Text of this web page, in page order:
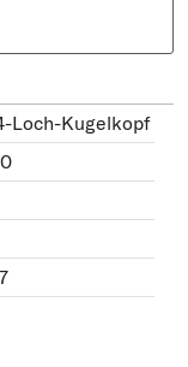
Loch-Kugelkopf